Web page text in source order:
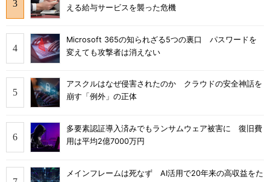
える給与サービスを襲った危機
Microsoft 365の知られざる5つの裏口 パスワードを
変えても攻撃者は消えない
アスクルはなぜ侵害されたのか クラウドの安全神話を
崩す「例外」の正体
多要素認証導入済みでもランサムウェア被害に 復旧費
用は平均2億7000万円
メインフレームは死なず AI活用で20年来の高収益をた